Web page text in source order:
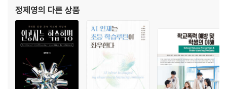
CHAPTER 05 토론과 분석 279
1 교사의 역할 280
2 특수 교육 및 능동적 학습 296
3 다문화 교육 298
4 효과적인 학교 리더십 305
5 미래의 교실 환경 314
정제영의 다른 상품